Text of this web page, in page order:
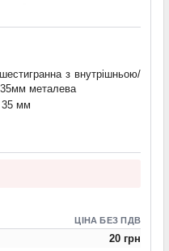
з внутрішньою/
металева
35 мм
ЦІНА БЕЗ ПДВ
20 грн